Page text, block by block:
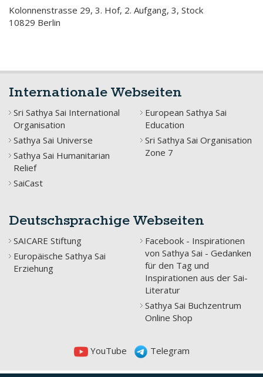
Kolonnenstrasse 29, 3. Hof, 2. Aufgang, 3, Stock
10829 Berlin
Internationale Webseiten
Sri Sathya Sai International
Organisation
Sathya Sai Universe
Sathya Sai Humanitarian
Relief
SaiCast
European Sathya Sai
Education
Sri Sathya Sai Organisation
Zone 7
Deutschsprachige Webseiten
SAICARE Stiftung
Europäische Sathya Sai
Erziehung
Facebook - Inspirationen
von Sathya Sai - Gedanken
für den Tag und
Inspirationen aus der Sai-
Literatur
Sathya Sai Buchzentrum
Online Shop
YouTube Telegram